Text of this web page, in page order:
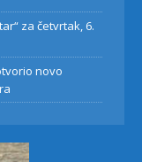
za četvrtak, 6.
novo